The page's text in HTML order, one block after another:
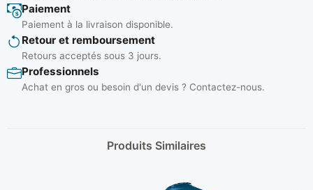
Paiement
Paiement à la livraison disponible.
Retour et remboursement
Retours acceptés sous 3 jours.
Professionnels
Achat en gros ou besoin d'un devis ? Contactez-nous.
Produits Similaires